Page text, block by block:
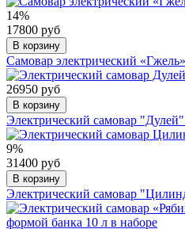
14%
17800 руб
В корзину
Самовар электрический
26950 руб
В корзину
Электрический самовар
9%
31400 руб
В корзину
Электрический самовар